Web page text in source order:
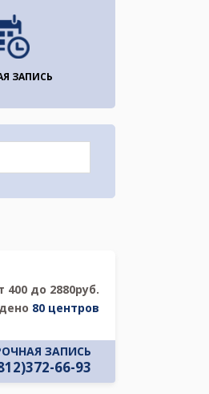
ЗАПИСЬ
400 до 2880руб.
80 центров
ЗАПИСЬ
66-93